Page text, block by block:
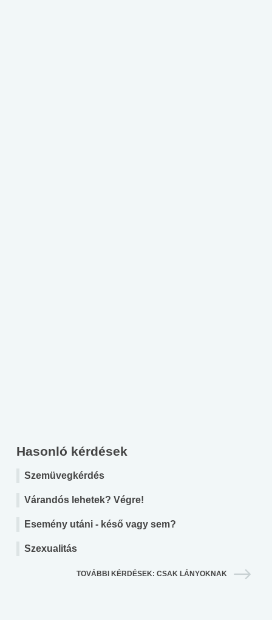
Hasonló kérdések
Szemüvegkérdés
Várandós lehetek? Végre!
Esemény utáni - késő vagy sem?
Szexualitás
TOVÁBBI KÉRDÉSEK: CSAK LÁNYOKNAK